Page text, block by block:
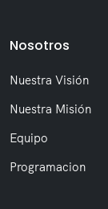
Nosotros
Nuestra Visión
Nuestra Misión
Equipo
Programacion